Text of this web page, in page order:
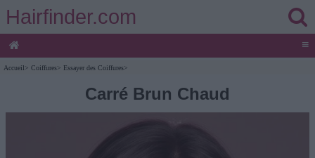
Hairfinder.com
≡
Accueil> Coiffures> Essayer des Coiffures>
Carré Brun Chaud